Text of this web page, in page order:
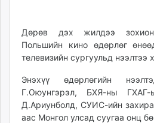
zindaa.mn
Baabar.mn
ikon.mn
mnb.mn
Livetv.mn
17:39:44
04:42:49
Дөрөв дэх жилдээ
Польшийн кино өдөрлөг
телевизийн сургуульд нээлтээ
Энэхүү өдөрлөгийн
Г.Оюунгэрэл, БХЯ-ны ГХАГ-
Д.Ариунболд, СУИС-ийн
аас Монгол улсад суугаа онц